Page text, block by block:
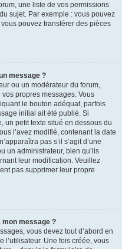
une liste de vos permissions
sujet. Par exemple : vous pouvez
pouvez transférer des pièces
message ?
ou un modérateur du forum,
propres messages. Vous
le bouton adéquat, parfois
initial ait été publié. Si
un petit texte situé en dessous du
l’avez modifié, contenant la date
pas s’il s’agit d’une
un administrateur, bien qu’ils
leur modification. Veuillez
pas supprimer leur propre
message ?
vous devez tout d’abord en
l’utilisateur. Une fois créée, vous